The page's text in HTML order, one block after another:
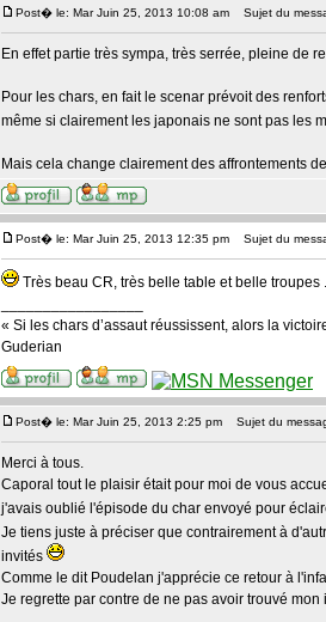
Post� le: Mar Juin 25, 2013 10:08 am Sujet du
En effet partie très sympa, très serrée, pleine de
Pour les chars, en fait le scenar prévoit des
même si clairement les japonais ne sont pas les
Mais cela change clairement des affrontements
Post� le: Mar Juin 25, 2013 12:35 pm Sujet du
Très beau CR, très belle table et belle troupes .
« Si les chars d’assaut réussissent, alors la
Guderian
Post� le: Mar Juin 25, 2013 2:25 pm Sujet du
Merci à tous.
Caporal tout le plaisir était pour moi de vous
j'avais oublié l'épisode du char envoyé pour
Je tiens juste à préciser que contrairement à
invités
Comme le dit Poudelan j'apprécie ce retour à
Je regrette par contre de ne pas avoir trouvé